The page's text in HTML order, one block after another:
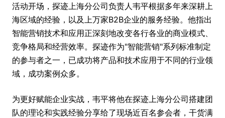
活动开场，探迹上海分公司负责人韦平根据多年来深耕上
海区域的经验，以及上万家B2B企业的服务经验。他指出
智能营销技术和应用正深刻地改变各行各业的商业模式、
竞争格局和经营效率。探迹作为"智能营销"系列标准制定
的参与者之一，已成功将产品和技术应用于不同的行业领
域，成功案例众多。
为更好赋能企业实战，韦平将他在探迹上海分公司搭建团
队的理论和实践经验分享给了现场近百名参会者，干货满